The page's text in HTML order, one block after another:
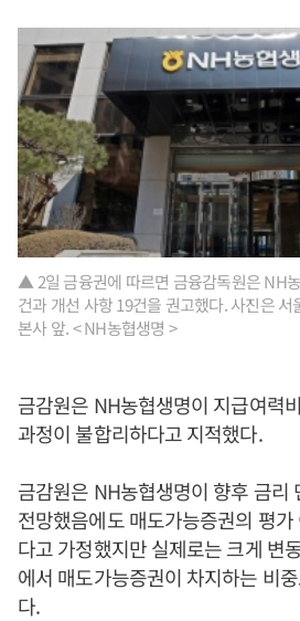
▲ 2일 금융권에 따르면 금융감독원은 NH
건과 개선 사항 19건을 권고했다. 사진은
본사 앞. < NH농협생명 >
금감원은 NH농협생명이 지급여력
과정이 불합리하다고 지적했다.
금감원은 NH농협생명이 향후 금리
전망했음에도 매도가능증권의 평
다고 가정했지만 실제로는 크게 변
에서 매도가능증권이 차지하는 비
다.